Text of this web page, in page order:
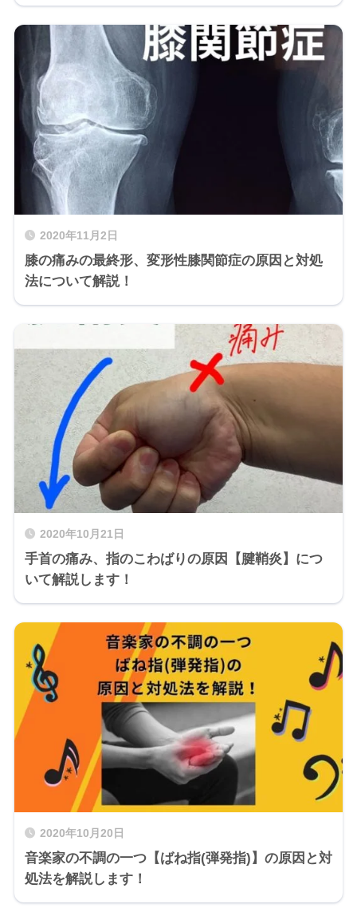
2020年11月2日
膝の痛みの最終形、変形性膝関節症の原因と対処
法について解説！
2020年10月21日
手首の痛み、指のこわばりの原因【腱鞘炎】につ
いて解説します！
2020年10月20日
音楽家の不調の一つ【ばね指(弾発指)】の原因と対
処法を解説します！